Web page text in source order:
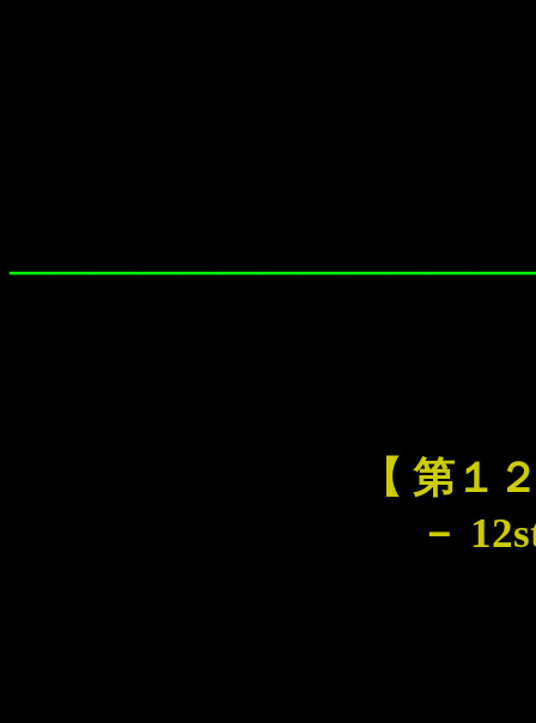
【 第１
－